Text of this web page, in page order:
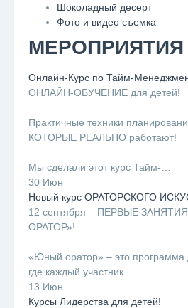
Шоколадный десерт
Фото и видео съемка
МЕРОПРИЯТИЯ
Онлайн-Курс по Тайм-
ОНЛАЙН-ОБУЧЕНИЕ для детей!
Практичные техники
КОТОРЫЕ РЕАЛЬНО работают!
Мы сделали этот курс Тайм-…
30 Июн
Новый курс ОРАТОРСКОГО
12 сентября – ПЕРВЫЕ
ОРАТОР»!
«Юный оратор» – это программа
где каждый участник…
13 Июн
Курсы Лидерства для детей!